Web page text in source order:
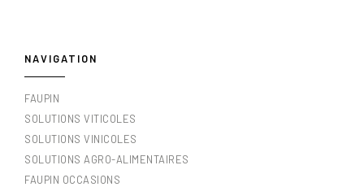
NAVIGATION
FAUPIN
SOLUTIONS VITICOLES
SOLUTIONS VINICOLES
SOLUTIONS AGRO-ALIMENTAIRES
FAUPIN OCCASIONS